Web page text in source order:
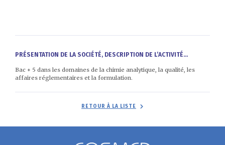
PRÉSENTATION DE LA SOCIÉTÉ, DESCRIPTION DE L’ACTIVITÉ...
Bac + 5 dans les domaines de la chimie analytique, la qualité, les
affaires réglementaires et la formulation.
RETOUR À LA LISTE